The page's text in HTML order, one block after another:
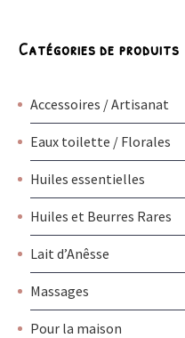
Catégories de produits
Accessoires / Artisanat
Eaux toilette / Florales
Huiles essentielles
Huiles et Beurres Rares
Lait d’Anêsse
Massages
Pour la maison